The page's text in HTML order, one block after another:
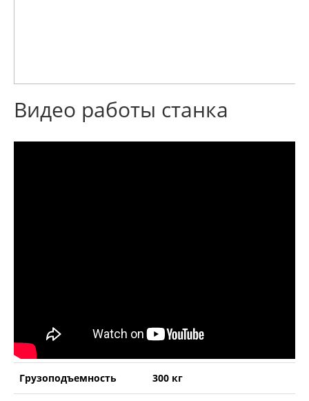
Видео работы станка
Грузоподъемность 300 кг